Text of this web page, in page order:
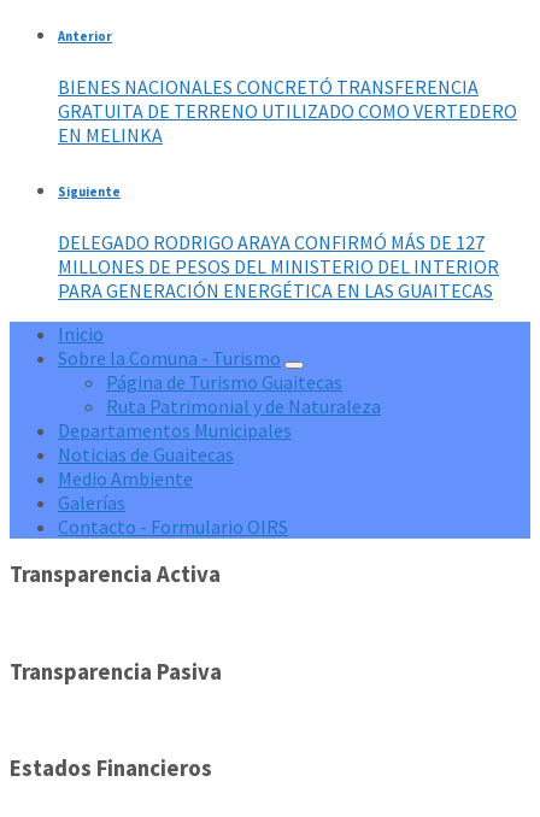
Anterior
BIENES NACIONALES CONCRETÓ TRANSFERENCIA
GRATUITA DE TERRENO UTILIZADO COMO VERTEDERO
EN MELINKA
Siguiente
DELEGADO RODRIGO ARAYA CONFIRMÓ MÁS DE 127
MILLONES DE PESOS DEL MINISTERIO DEL INTERIOR
PARA GENERACIÓN ENERGÉTICA EN LAS GUAITECAS
Inicio
Sobre la Comuna - Turismo
Página de Turismo Guaitecas
Ruta Patrimonial y de Naturaleza
Departamentos Municipales
Noticias de Guaitecas
Medio Ambiente
Galerías
Contacto - Formulario OIRS
Transparencia Activa
Transparencia Pasiva
Estados Financieros